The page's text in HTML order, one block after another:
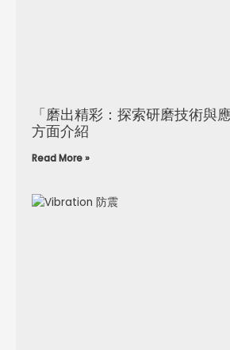
「磨出精彩：探索研磨技術與
方面介紹
Read More »